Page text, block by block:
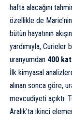
hafta alacağını
özellikle de Marie’nin
bütün hayatının
yardımıyla,
uranyumdan 400
İlk kimyasal
alınan sonca göre,
mevcudiyeti açıktı.
Aralık’ta ikinci